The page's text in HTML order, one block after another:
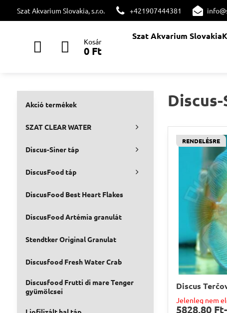
Szat Akvarium Slovakia, s.r.o. +421907444381
Kosár
0 Ft
Szat Akvarium Slovakia
RENDELÉSRE
Discus
Jelenleg nem
5828,80
Akció termékek
SZAT CLEAR WATER
Discus-Siner táp
DiscusFood táp
DiscusFood Best Heart Flakes
DiscusFood Artémia granulát
Stendtker Original Granulat
Discusfood Fresh Water Crab
Discusfood Frutti di mare Tenger
gyümölcsei